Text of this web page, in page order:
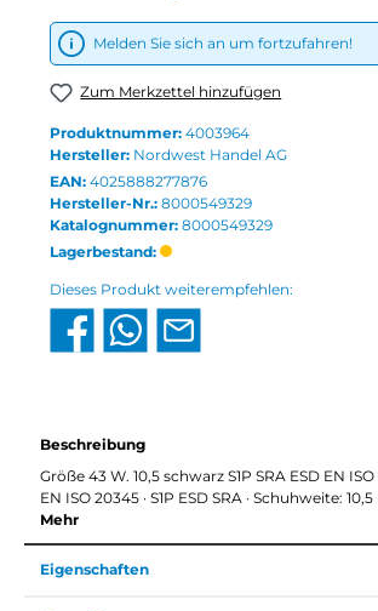
Melden Sie sich an um fortzufahren!
Zum Merkzettel hinzufügen
Produktnummer: 4003964
Hersteller: Nordwest Handel AG
EAN: 4025888277876
Hersteller-Nr.: 8000549329
Katalognummer: 8000549329
Lagerbestand:
Dieses Produkt weiterempfehlen:
Beschreibung
Größe 43 W. 10,5 schwarz S1P SRA ESD EN
EN ISO 20345 · S1P ESD SRA · Schuhweite:
Mehr
Eigenschaften